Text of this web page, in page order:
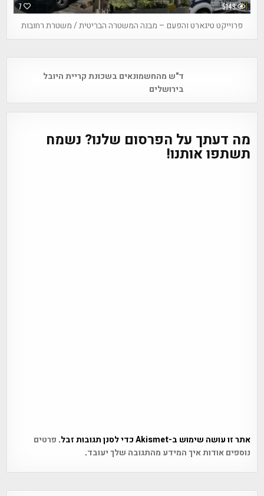
7 5149
פרוייקט טיגארט והפעם – מבנה המשטרה הבריטית / משטרת רחובות
navigationד"ש מהחשמונאים בשכונת קריית היובל
בירושלים
מה דעתך על הפרסום שלנו? נשמח
תשתפו אותנו!
אתר זו עושה שימוש ב-Akismet כדי לסנן תגובות זבל.
פרטים
נוספים אודות איך המידע מהתגובה שלך יעובד.